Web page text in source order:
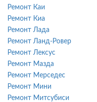
Ремонт Каи
Ремонт Киа
Ремонт Лада
Ремонт Ланд-Ровер
Ремонт Лексус
Ремонт Мазда
Ремонт Мерседес
Ремонт Мини
Ремонт Митсубиси